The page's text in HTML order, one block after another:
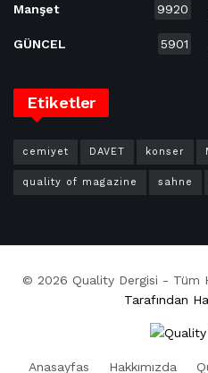
Manşet 9920
GÜNCEL 5901
Etiketler
cemiyet DAVET konser
quality of magazine sahne
© 2026 Quality Dergisi - Tüm
Tarafından
Anasayfas Hakkımızda